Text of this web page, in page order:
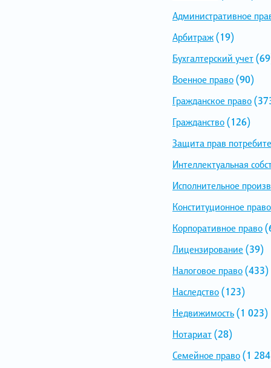
Административное
Арбитраж(19)
Бухгалтерский учет
Военное право(90)
Гражданское право
Гражданство(126)
Защита прав
Интеллектуальная
Исполнительное
Конституционное право
Корпоративное право
Лицензирование (39)
Налоговое право(433)
Наследство(123)
Недвижимость(1 023)
Нотариат(28)
Семейное право(1